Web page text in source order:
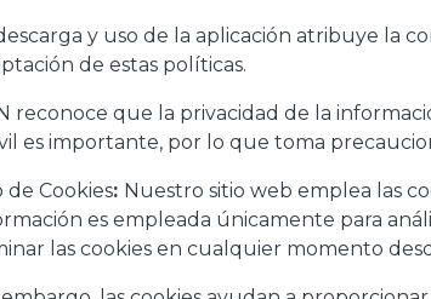
y uso de la aplicación atribuye la
de estas políticas.
reconoce que la privacidad de la
es importante, por lo que toma
de Cookies: Nuestro sitio web emplea las
es empleada únicamente para
las cookies en cualquier momento